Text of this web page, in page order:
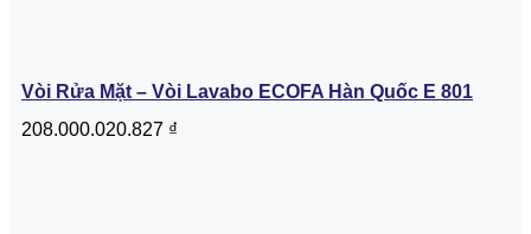
Vòi Rửa Mặt – Vòi Lavabo ECOFA Hàn Quốc E 801
208.000.020.827 ₫